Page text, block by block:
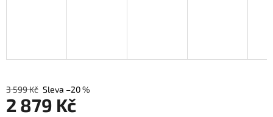
3 599 Kč –20 %
2 879 Kč